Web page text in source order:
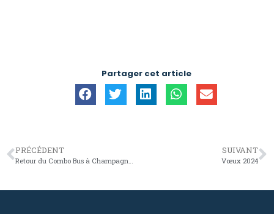
Partager cet article
PRÉCÉDENT SUIVANT
Vœux 2024